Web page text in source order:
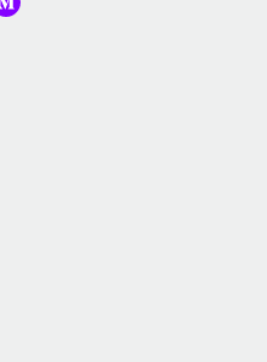
Github
op LinkedIn
Wortell op Medium